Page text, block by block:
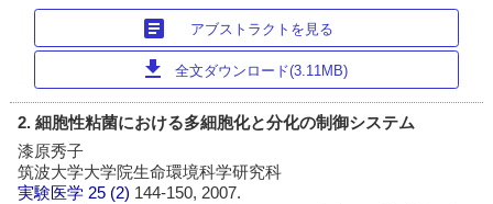
article アブストラクトを見る
download 全文ダウンロード(3.11MB)
2. 細胞性粘菌における多細胞化と分化の制御システム
漆原秀子
筑波大学大学院生命環境科学研究科
実験医学 25 (2) 144-150, 2007.